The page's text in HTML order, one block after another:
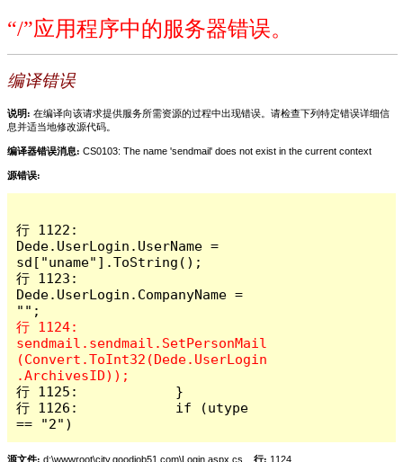
“/”应用程序中的服务器错误。
编译错误
说明: 在编译向该请求提供服务所需资源的过程中出现错误。请检查下列特定错误详细信
息并适当地修改源代码。
编译器错误消息: CS0103: The name 'sendmail' does not exist in the current context
源错误:
行 1122:
Dede.UserLogin.UserName =
sd["uname"].ToString();
行 1123:
Dede.UserLogin.CompanyName =
行 1124:
sendmail.sendmail.SetPersonMail
(Convert.ToInt32(Dede.UserLogin
行 1125:            }
行 1126:            if (utype
== "2")
源文件: d:\wwwroot\city.goodjob51.com\Login.aspx.cs 行: 1124